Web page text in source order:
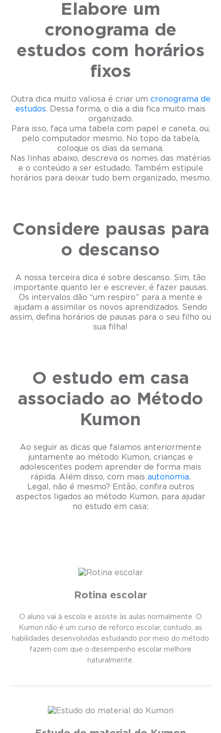
Elabore um
cronograma de
estudos com horários
fixos
Outra dica muito valiosa é criar um cronograma de
estudos. Dessa forma, o dia a dia fica muito mais
organizado.
Para isso, faça uma tabela com papel e caneta, ou,
pelo computador mesmo. No topo da tabela,
coloque os dias da semana.
Nas linhas abaixo, descreva os nomes das matérias
e o conteúdo a ser estudado. Também estipule
horários para deixar tudo bem organizado, mesmo.
Considere pausas para
o descanso
A nossa terceira dica é sobre descanso. Sim, tão
importante quanto ler e escrever, é fazer pausas.
Os intervalos dão “um respiro” para a mente e
ajudam a assimilar os novos aprendizados. Sendo
assim, defina horários de pausas para o seu filho ou
sua filha!
O estudo em casa
associado ao Método
Kumon
Ao seguir as dicas que falamos anteriormente
juntamente ao método Kumon, crianças e
adolescentes podem aprender de forma mais
rápida. Além disso, com mais autonomia.
Legal, não é mesmo? Então, confira outros
aspectos ligados ao método Kumon, para ajudar
no estudo em casa:
Rotina escolar
O aluno vai à escola e assiste às aulas normalmente. O
Kumon não é um curso de reforço escolar, contudo, as
habilidades desenvolvidas estudando por meio do método
fazem com que o desempenho escolar melhore
naturalmente.